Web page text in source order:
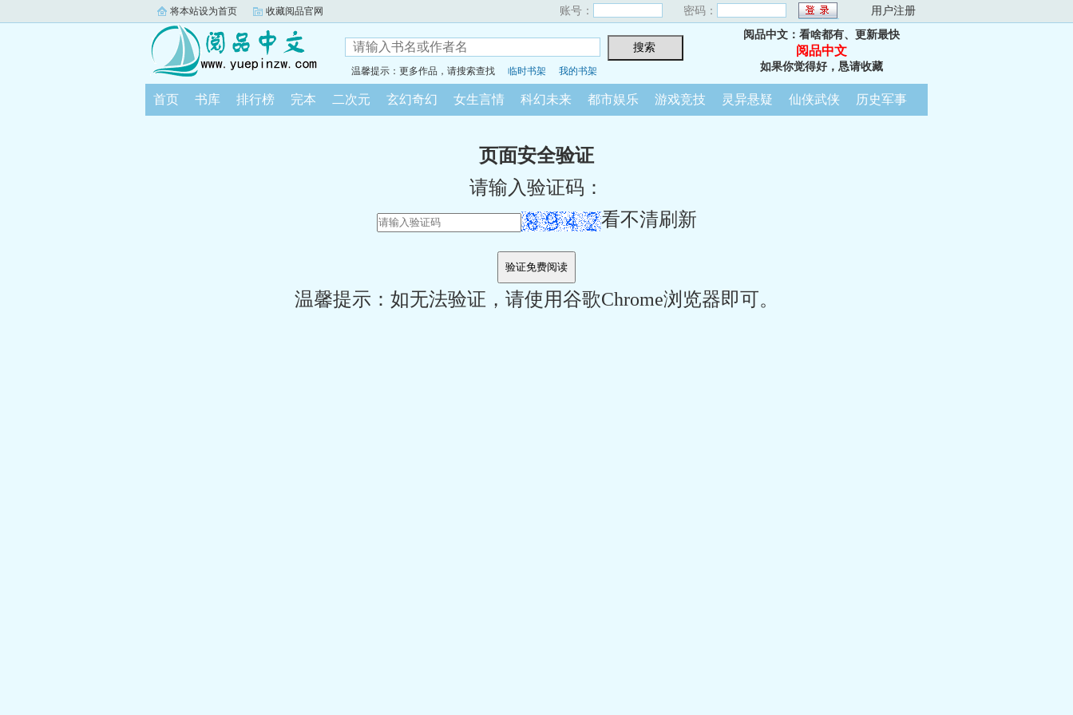
将本站设为首页 收藏阅品官网 账号： 密码： 用户注册
温馨提示：更多作品，请搜索查找 临时书架 我的书架
阅品中文：看啥都有、更新最快
阅品中文
如果你觉得好，恳请收藏
首页 书库 排行榜 完本 二次元 玄幻奇幻 女生言情 科幻未来 都市娱乐 游戏竞技 灵异悬疑 仙侠武侠 历史军事
页面安全验证
请输入验证码：
看不清刷新
温馨提示：如无法验证，请使用谷歌Chrome浏览器即可。